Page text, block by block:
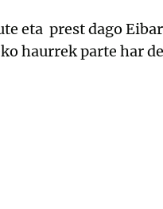
eta prest dago
haurrek parte har